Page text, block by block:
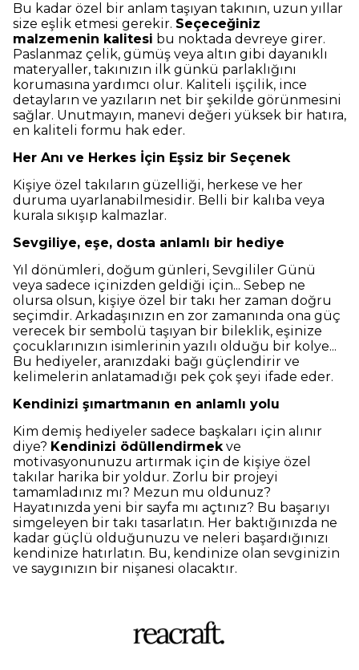
Bu kadar özel bir anlam taşıyan takının, uzun yıllar
size eşlik etmesi gerekir. Seçeceğiniz
malzemenin kalitesi bu noktada devreye girer.
Paslanmaz çelik, gümüş veya altın gibi dayanıklı
materyaller, takınızın ilk günkü parlaklığını
korumasına yardımcı olur. Kaliteli işçilik, ince
detayların ve yazıların net bir şekilde görünmesini
sağlar. Unutmayın, manevi değeri yüksek bir hatıra,
en kaliteli formu hak eder.
Her Anı ve Herkes İçin Eşsiz bir Seçenek
Kişiye özel takıların güzelliği, herkese ve her
duruma uyarlanabilmesidir. Belli bir kalıba veya
kurala sıkışıp kalmazlar.
Sevgiliye, eşe, dosta anlamlı bir hediye
Yıl dönümleri, doğum günleri, Sevgililer Günü
veya sadece içinizden geldiği için... Sebep ne
olursa olsun, kişiye özel bir takı her zaman doğru
seçimdir. Arkadaşınızın en zor zamanında ona güç
verecek bir sembolü taşıyan bir bileklik, eşinize
çocuklarınızın isimlerinin yazılı olduğu bir kolye...
Bu hediyeler, aranızdaki bağı güçlendirir ve
kelimelerin anlatamadığı pek çok şeyi ifade eder.
Kendinizi şımartmanın en anlamlı yolu
Kim demiş hediyeler sadece başkaları için alınır
diye? Kendinizi ödüllendirmekve
motivasyonunuzu artırmak için de kişiye özel
takılar harika bir yoldur. Zorlu bir projeyi
tamamladınız mı? Mezun mu oldunuz?
Hayatınızda yeni bir sayfa mı açtınız? Bu başarıyı
simgeleyen bir takı tasarlatın. Her baktığınızda ne
kadar güçlü olduğunuzu ve neleri başardığınızı
kendinize hatırlatın. Bu, kendinize olan sevginizin
ve saygınızın bir nişanesi olacaktır.